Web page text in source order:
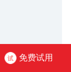
免费试用